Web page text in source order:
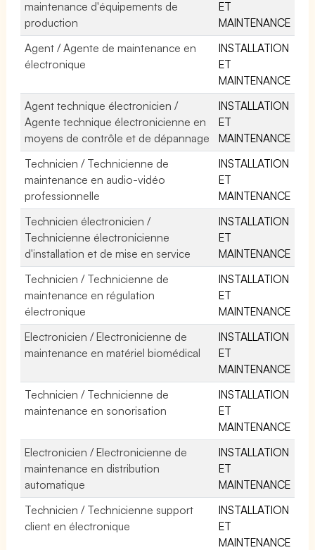
maintenance d'équipements de
production
ET
MAINTENANCE
Agent / Agente de maintenance en
électronique
INSTALLATION
ET
MAINTENANCE
Agent technique électronicien /
Agente technique électronicienne en
moyens de contrôle et de dépannage
INSTALLATION
ET
MAINTENANCE
Technicien / Technicienne de
maintenance en audio-vidéo
professionnelle
INSTALLATION
ET
MAINTENANCE
Technicien électronicien /
Technicienne électronicienne
d'installation et de mise en service
INSTALLATION
ET
MAINTENANCE
Technicien / Technicienne de
maintenance en régulation
électronique
INSTALLATION
ET
MAINTENANCE
Electronicien / Electronicienne de
maintenance en matériel biomédical
INSTALLATION
ET
MAINTENANCE
Technicien / Technicienne de
maintenance en sonorisation
INSTALLATION
ET
MAINTENANCE
Electronicien / Electronicienne de
maintenance en distribution
automatique
INSTALLATION
ET
MAINTENANCE
Technicien / Technicienne support
client en électronique
INSTALLATION
ET
MAINTENANCE